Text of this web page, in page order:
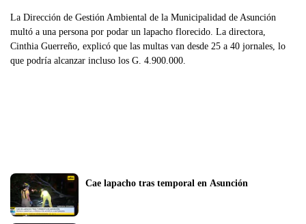
La Dirección de Gestión Ambiental de la Municipalidad de Asunción
multó a una persona por podar un lapacho florecido. La directora,
Cinthia Guerreño, explicó que las multas van desde 25 a 40 jornales, lo
que podría alcanzar incluso los G. 4.900.000.
Cae lapacho tras temporal en Asunción